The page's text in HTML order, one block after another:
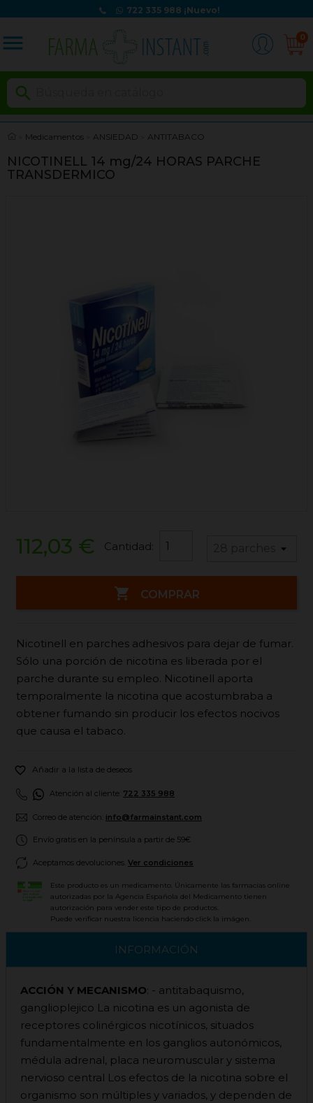
722 335 988 ¡Nuevo!
menu 0

Medicamentos ANSIEDAD ANTITABACO
NICOTINELL 14 mg/24 HORAS PARCHE
TRANSDERMICO
112,03 € Cantidad:
 COMPRAR
Nicotinell en parches adhesivos para dejar de fumar.
Sólo una porción de nicotina es liberada por el
parche durante su empleo. Nicotinell aporta
temporalmente la nicotina que acostumbraba a
obtener fumando sin producir los efectos nocivos
que causa el tabaco.
 Añadir a la lista de deseos
Atención al cliente: 722 335 988
Correo de atención: info@farmainstant.com
Envío gratis en la península a partir de 59€
Aceptamos devoluciones. Ver condiciones
Este producto es un medicamento. Únicamente las farmacias online
autorizadas por la Agencia Española del Medicamento tienen
autorización para vender este tipo de productos.
Puede verificar nuestra licencia haciendo click la imágen.
INFORMACIÓN
ACCIÓN Y MECANISMO: - antitabaquismo,
ganglioplejico La nicotina es un agonista de
receptores colinérgicos nicotínicos, situados
fundamentalmente en los ganglios autonómicos,
médula adrenal, placa neuromuscular y sistema
nervioso central Los efectos de la nicotina sobre el
organismo son múltiples y variados, y dependen de